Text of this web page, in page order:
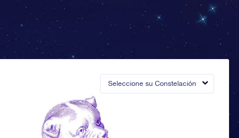
Seleccione su Constelación